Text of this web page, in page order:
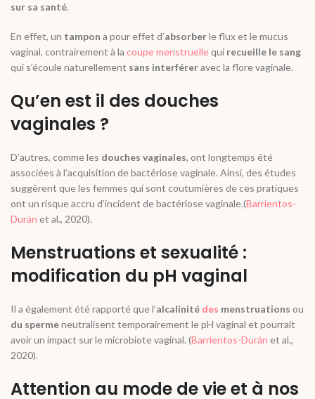
sur sa santé.
En effet, un tampon a pour effet d’absorberle flux et le mucus
vaginal, contrairement à la coupe menstruellequi recueille le sang
qui s’écoule naturellement sans interféreravec la flore vaginale.
Qu’en est il des douches
vaginales ?
D’autres, comme les douches vaginales, ont longtemps été
associées à l’acquisition debactériose vaginale. Ainsi, des études
suggèrent que les femmes qui sont coutumières de ces pratiques
ont un risque accru d’incident de bactériose vaginale.(Barrientos-
Durán et al., 2020).
Menstruations et sexualité :
modification du pH vaginal
Il a également été rapporté que l’alcalinité des menstruations ou
du spermeneutralisent temporairement le pH vaginal et pourrait
avoir un impact sur le microbiote vaginal. (Barrientos-Durán et al.,
2020).
Attention au mode de vie et à nos